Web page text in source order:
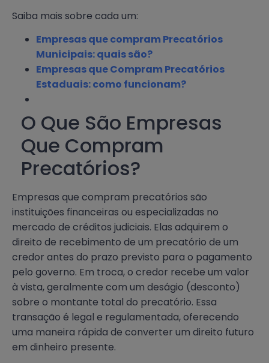
Saiba mais sobre cada um:
Empresas que compram Precatórios
Municipais: quais são?
Empresas que Compram Precatórios
Estaduais: como funcionam?
O Que São Empresas
Que Compram
Precatórios?
Empresas que compram precatórios são
instituições financeiras ou especializadas no
mercado de créditos judiciais. Elas adquirem o
direito de recebimento de um precatório de um
credor antes do prazo previsto para o pagamento
pelo governo. Em troca, o credor recebe um valor
à vista, geralmente com um deságio (desconto)
sobre o montante total do precatório. Essa
transação é legal e regulamentada, oferecendo
uma maneira rápida de converter um direito futuro
em dinheiro presente.